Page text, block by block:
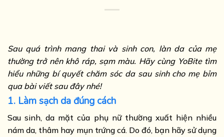
Sau quá trình mang thai và sinh con, làn da của mẹ
thường trở nên khô ráp, sạm màu. Hãy cùng YoBite tìm
hiểu những bí quyết chăm sóc da sau sinh cho mẹ bỉm
qua bài viết sau đây nhé!
1. Làm sạch da đúng cách
Sau sinh, da mặt của phụ nữ thường xuất hiện nhiều
nám da, thâm hay mụn trứng cá. Do đó, bạn hãy sử dụng